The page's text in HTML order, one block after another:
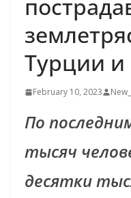
Турции
February 10, 2023
По
тысяч
десятки